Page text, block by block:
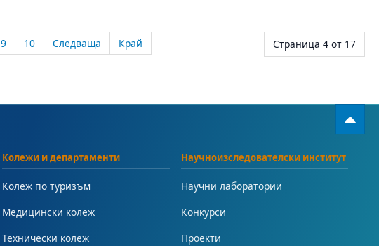
Страница 4 от 17
9 10 Следваща Край
Колежи и департаменти
Колеж по туризъм
Медицински колеж
Технически колеж
Научноизследователски институт
Научни лаборатории
Конкурси
Проекти